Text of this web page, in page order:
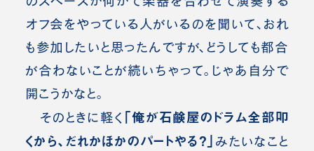
オフ会をやっている人がいるのを聞いて、おれ
も参加したいと思ったんですが、どうしても都合
が合わないことが続いちゃって。じゃあ自分で
開こうかなと。
そのときに軽く 「俺が石鹸屋のドラム全部叩
くから、だれかほかのパートやる？」 みたいなこと